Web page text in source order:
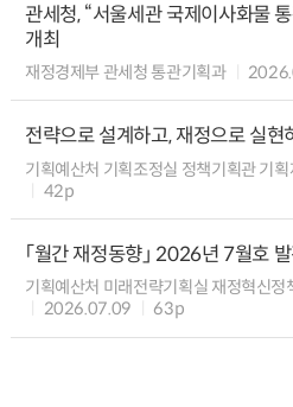
관세청, “서울세관 국제이사화물
개최
재정경제부 관세청 통관기획과
전략으로 설계하고, 재정으로 실현
기획예산처 기획조정실 정책기획관 기
42p
「월간 재정동향」 2026년 7월호
기획예산처 미래전략기획실 재정혁신정
2026.07.09
63p